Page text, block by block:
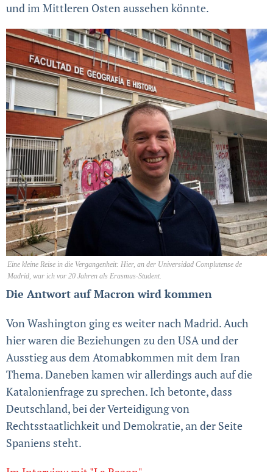
und im Mittleren Osten aussehen könnte.
Eine kleine Reise in die Vergangenheit: Hier, an der Universidad Complutense de
Madrid, war ich vor 20 Jahren als Erasmus-Student.
Die Antwort auf Macron wird kommen
Von Washington ging es weiter nach Madrid. Auch
hier waren die Beziehungen zu den USA und der
Ausstieg aus dem Atomabkommen mit dem Iran
Thema. Daneben kamen wir allerdings auch auf die
Katalonienfrage zu sprechen. Ich betonte, dass
Deutschland, bei der Verteidigung von
Rechtsstaatlichkeit und Demokratie, an der Seite
Spaniens steht.